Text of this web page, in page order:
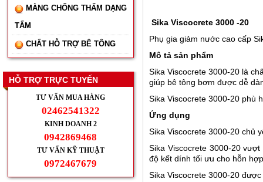
MÀNG CHỐNG THẤM DẠNG
TẤM
CHẤT HỖ TRỢ BÊ TÔNG
HỖ TRỢ TRỰC TUYẾN
TƯ VẤN MUA HÀNG
02462541322
KINH DOANH 2
0942869468
TƯ VẤN KỸ THUẬT
0972467679
Sika Viscocrete 3000 -20
Phụ gia giảm nước cao cấp
Mô tả sản phẩm
Sika Viscocrete 3000-20 là
giúp bê tông bơm được dễ
Sika Viscocrete 3000-20 phù
Ứng dụng
Sika Viscocrete 3000-20 chủ
Sika Viscocrete 3000-20
độ kết dính tối ưu cho hỗn
Sika Viscocrete 3000-20